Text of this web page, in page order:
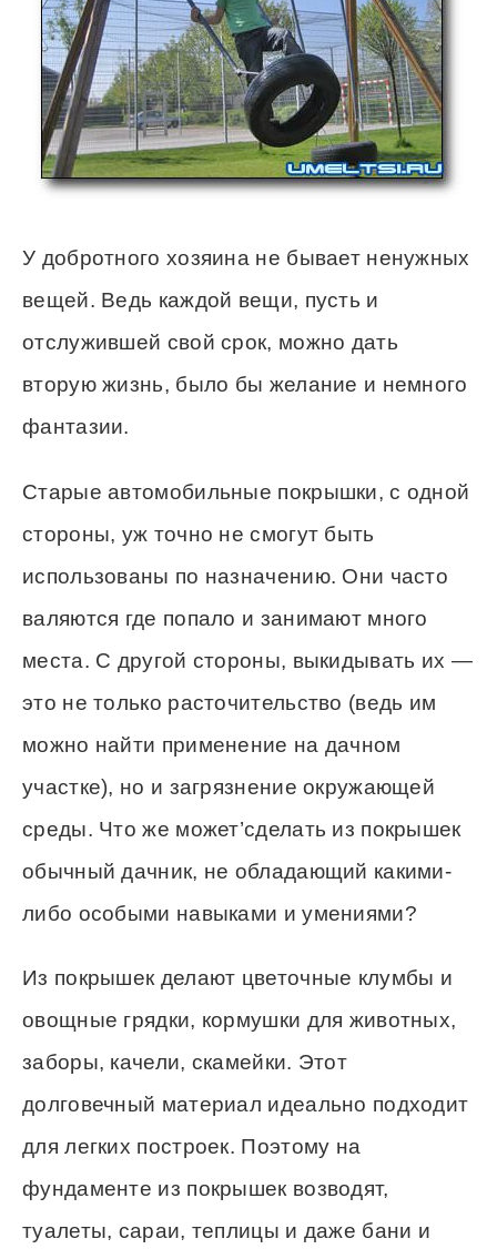
У добротного хозяина не бывает ненужных
вещей. Ведь каждой вещи, пусть и
отслужившей свой срок, можно дать
вторую жизнь, было бы желание и немного
фантазии.
Старые автомобильные покрышки, с одной
стороны, уж точно не смогут быть
использованы по назначению. Они часто
валяются где попало и занимают много
места. С другой стороны, выкидывать их —
это не только расточительство (ведь им
можно найти применение на дачном
участке), но и загрязнение окружающей
среды. Что же может’сделать из покрышек
обычный дачник, не обладающий какими-
либо особыми навыками и умениями?
Из покрышек делают цветочные клумбы и
овощные грядки, кормушки для животных,
заборы, качели, скамейки. Этот
долговечный материал идеально подходит
для легких построек. Поэтому на
фундаменте из покрышек возводят,
туалеты, сараи, теплицы и даже бани и